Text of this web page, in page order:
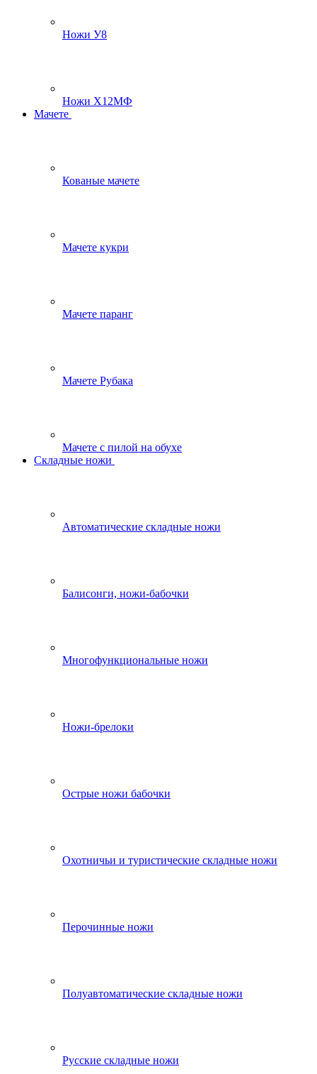
Ножи У8
Ножи Х12МФ
Мачете
Кованые мачете
Мачете кукри
Мачете паранг
Мачете Рубака
Мачете с пилой на обухе
Складные ножи
Автоматические складные ножи
Балисонги, ножи-бабочки
Многофункциональные ножи
Ножи-брелоки
Острые ножи бабочки
Охотничьи и туристические складные ножи
Перочинные ножи
Полуавтоматические складные ножи
Русские складные ножи